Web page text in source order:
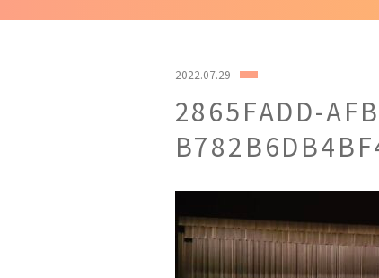
2022.07.29
2865FADD-